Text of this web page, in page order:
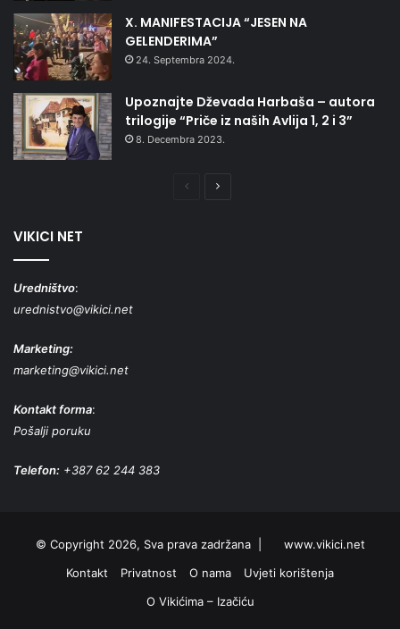
X. MANIFESTACIJA “JESEN NA
GELENDERIMA”
24. Septembra 2024.
Upoznajte Dževada Harbaša – autora
trilogije “Priče iz naših Avlija 1, 2 i 3”
8. Decembra 2023.
PrethodnaNaredna
VIKICI NET
Uredništvo:
urednistvo@vikici.net
Marketing:
marketing@vikici.net
Kontakt forma:
Pošalji poruku
Telefon: +387 62 244 383
© Copyright 2026, Sva prava zadržana |
www.vikici.net
Kontakt
Privatnost O nama
Uvjeti korištenja
O Vikićima – Izačiću